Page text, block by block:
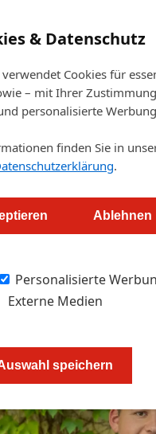
& Datenschutz
Cookies für
– mit Ihrer
personalisierte
finden Sie in
.
Ablehnen
Personalisierte
Externe Medien
speichern
Lukas
Dienstag, den 10. Februar,
zu bewerten.